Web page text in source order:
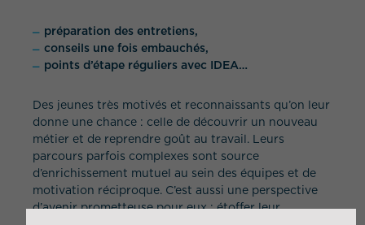
préparation des entretiens,
conseils une fois embauchés,
points d’étape réguliers avec IDEA…
Des jeunes très motivés et reconnaissants qu’on leur
donne une chance : celle de découvrir un nouveau
métier et de reprendre goût au travail. Leurs
parcours parfois complexes sont source
d’enrichissement mutuel au sein des équipes et de
motivation réciproque. C’est aussi une perspective
d’avenir prometteuse pour eux : étoffer leur